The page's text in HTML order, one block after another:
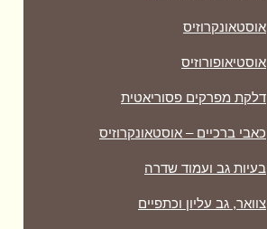
אוסטאונקרוזיס
אוסטיאופורוזיס
דלקת מפרקים פסוריאטית
כאבי ברכיים – אוסטאונקרוזיס
בעיות גב ועמוד שדרה
צוואר, גב עליון וכתפיים